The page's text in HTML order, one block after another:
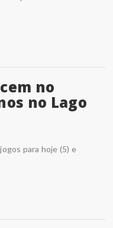
no
no Lago
para hoje (5) e